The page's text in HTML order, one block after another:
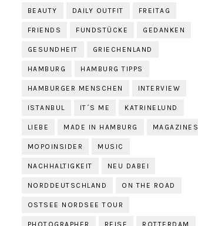
BEAUTY DAILY OUTFIT FREITAG
FRIENDS FUNDSTÜCKE GEDANKEN
GESUNDHEIT GRIECHENLAND
HAMBURG HAMBURG TIPPS
HAMBURGER MENSCHEN INTERVIEW
ISTANBUL IT´S ME KATRINELUND
LIEBE MADE IN HAMBURG MAGAZINES
MOPOINSIDER MUSIC
NACHHALTIGKEIT NEU DABEI
NORDDEUTSCHLAND ON THE ROAD
OSTSEE NORDSEE TOUR